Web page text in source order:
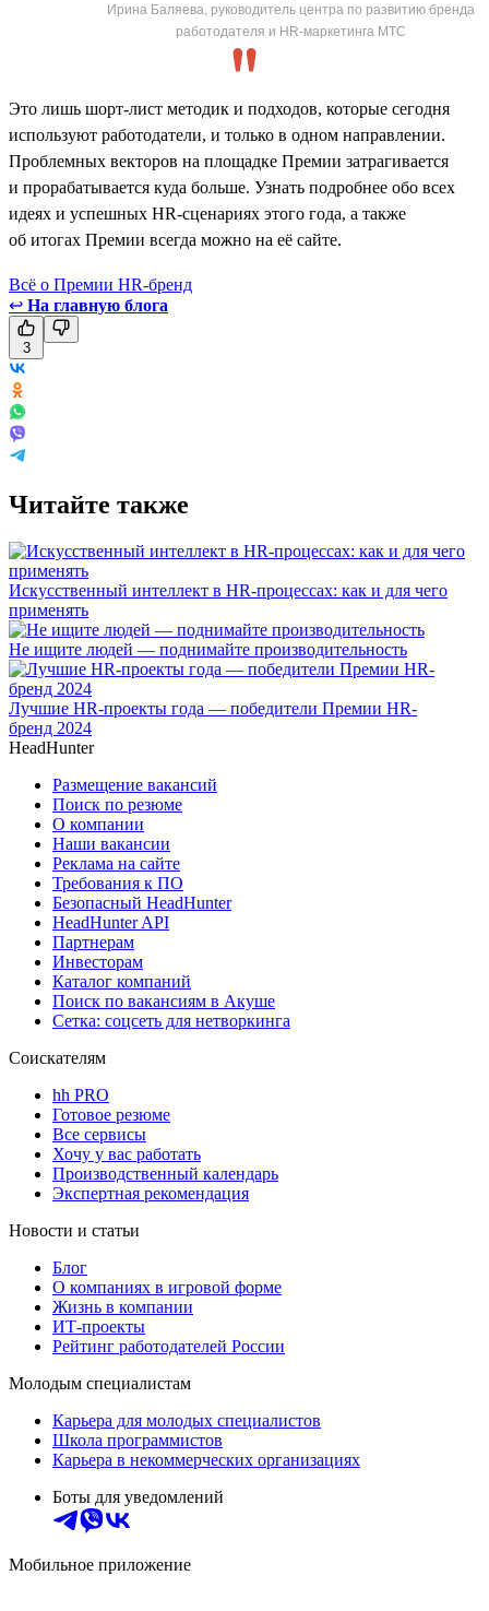
Ирина Баляева, руководитель центра по развитию бренда
работодателя и HR-маркетинга МТС
Это лишь шорт-лист методик и подходов, которые сегодня
используют работодатели, и только в одном направлении.
Проблемных векторов на площадке Премии затрагивается
и прорабатывается куда больше. Узнать подробнее обо всех
идеях и успешных HR-сценариях этого года, а также
об итогах Премии всегда можно на её сайте.
Всё о Премии HR-бренд
↩ На главную блога
3
Читайте также
Искусственный интеллект в HR-процессах: как и для чего
применять
Не ищите людей — поднимайте производительность
Лучшие HR-проекты года — победители Премии HR-
бренд 2024
HeadHunter
Размещение вакансий
Поиск по резюме
О компании
Наши вакансии
Реклама на сайте
Требования к ПО
Безопасный HeadHunter
HeadHunter API
Партнерам
Инвесторам
Каталог компаний
Поиск по вакансиям в Акуше
Сетка: соцсеть для нетворкинга
Соискателям
hh PRO
Готовое резюме
Все сервисы
Хочу у вас работать
Производственный календарь
Экспертная рекомендация
Новости и статьи
Блог
О компаниях в игровой форме
Жизнь в компании
ИТ-проекты
Рейтинг работодателей России
Молодым специалистам
Карьера для молодых специалистов
Школа программистов
Карьера в некоммерческих организациях
Боты для уведомлений
Мобильное приложение